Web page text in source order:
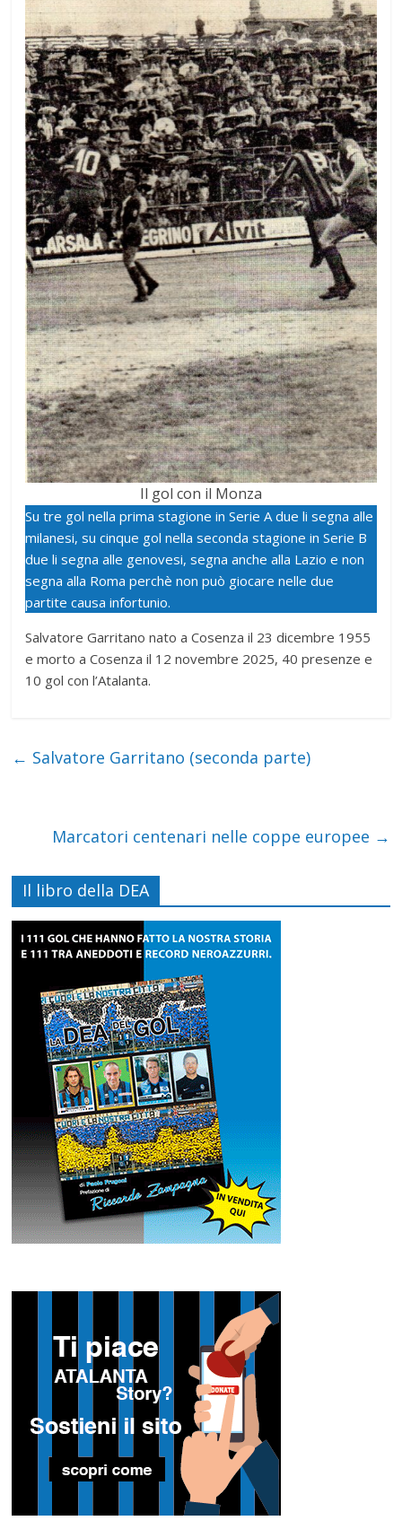
Il gol con il Monza
Su tre gol nella prima stagione in Serie A due li segna alle
milanesi, su cinque gol nella seconda stagione in Serie B
due li segna alle genovesi, segna anche alla Lazio e non
segna alla Roma perchè non può giocare nelle due
partite causa infortunio.
Salvatore Garritano nato a Cosenza il 23 dicembre 1955
e morto a Cosenza il 12 novembre 2025, 40 presenze e
10 gol con l’Atalanta.
← Salvatore Garritano (seconda parte)
Marcatori centenari nelle coppe europee →
Il libro della DEA